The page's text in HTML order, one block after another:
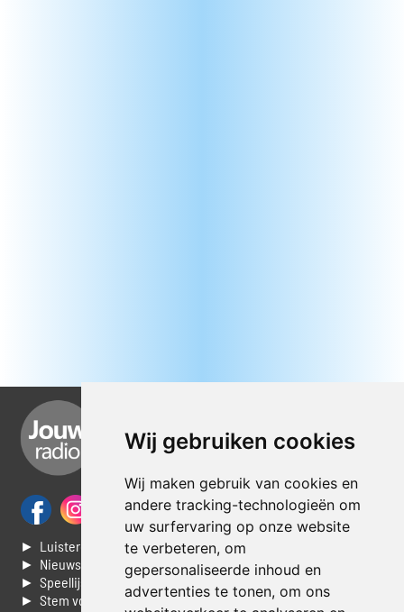
Wij gebruiken cookies
Wij maken gebruik van cookies en
andere tracking-technologieën om
uw surfervaring op onze website
te verbeteren, om
gepersonaliseerde inhoud en
advertenties te tonen, om ons
► Luisteren naar Jouwradio
► Nieuws
► Speellijst
► Stem voor de Dag top 3